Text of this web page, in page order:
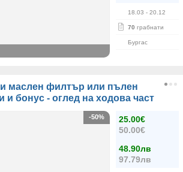
18.03 - 20.12
70 грабнати
Бургас
маслен филтър или пълен
и бонус - оглед на ходова част
25.00€
50.00€
48.90лв
97.79лв
-50%